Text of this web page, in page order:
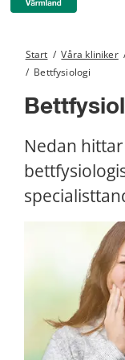
Start / Våra kliniker
/ Bettfysiologi
Nedan